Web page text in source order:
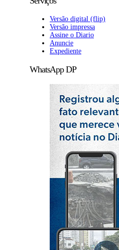
Versão digital (flip)
Versão impressa
Assine o Diario
Anuncie
Expediente
WhatsApp DP